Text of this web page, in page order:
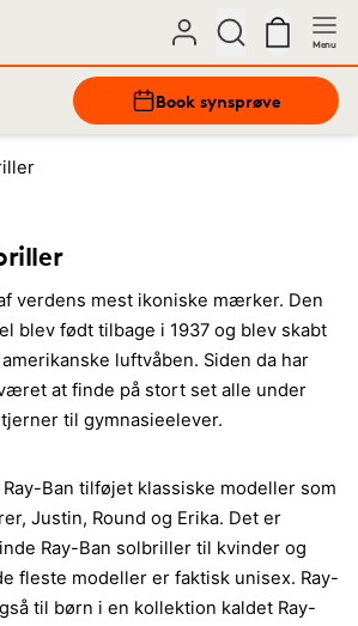
Menu
Book synsprøve
verdens mest ikoniske mærker. Den
blev født tilbage i 1937 og blev skabt
luftvåben. Siden da har
at finde på stort set alle under
til gymnasieelever.
Ban tilføjet klassiske modeller som
Justin, Round og Erika. Det er
Ray-Ban solbriller til kvinder og
fleste modeller er faktisk unisex. Ray-
til børn i en kollektion kaldet Ray-